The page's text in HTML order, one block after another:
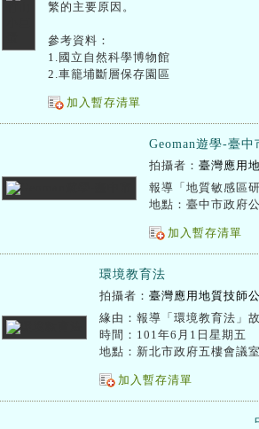
繁的主要原因。
參考資料：
1.國立自然科學博物館
2.車籠埔斷層保存園區
加入暫存清單
Geoman遊學-臺中
拍攝者： 臺灣應用
報導「地質敏感區
地點：臺中市政府
加入暫存清單
環境教育法
拍攝者： 臺灣應用地質技師
緣由：報導「環境教育法」
時間：101年6月1日星期五
地點：新北市政府五樓會議室
加入暫存清單